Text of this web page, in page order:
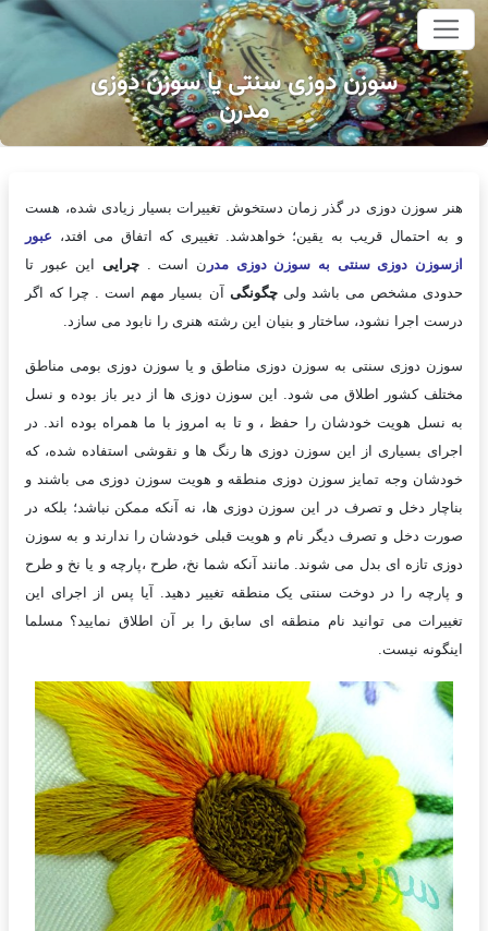
اصلی
سوزن دوزی سنتی یا سوزن دوزی
مدرن
هنر سوزن دوزی در گذر زمان دستخوش تغییرات بسیار زیادی شده، هست
و به احتمال قریب به یقین؛ خواهدشد. تغییری که اتفاق می افتد، عبور
ازسوزن دوزی سنتی به سوزن دوزی مدر ن است . چراییاین عبور تا
حدودی مشخص می باشد ولیچگونگی آن بسیار مهم است . چرا که اگر
درست اجرا نشود، ساختار و بنیان این رشته هنری را نابود می سازد.
سوزن دوزی سنتی به سوزن دوزی مناطق و یا سوزن دوزی بومی مناطق
مختلف کشور اطلاق می شود. این سوزن دوزی ها از دیر باز بوده و نسل
به نسل هویت خودشان را حفظ ، و تا به امروز با ما همراه بوده اند. در
اجرای بسیاری از این سوزن دوزی ها رنگ ها و نقوشی استفاده شده، که
خودشان وجه تمایز سوزن دوزی منطقه و هویت سوزن دوزی می باشند و
بناچار دخل و تصرف در این سوزن دوزی ها، نه آنکه ممکن نباشد؛ بلکه در
صورت دخل و تصرف دیگر نام و هویت قبلی خودشان را ندارند و به سوزن
دوزی تازه ای بدل می شوند. مانند آنکه شما نخ، طرح ،پارچه و یا نخ و طرح
و پارچه را در دوخت سنتی یک منطقه تغییر دهید. آیا پس از اجرای این
تغییرات می توانید نام منطقه ای سابق را بر آن اطلاق نمایید؟ مسلما
اینگونه نیست.